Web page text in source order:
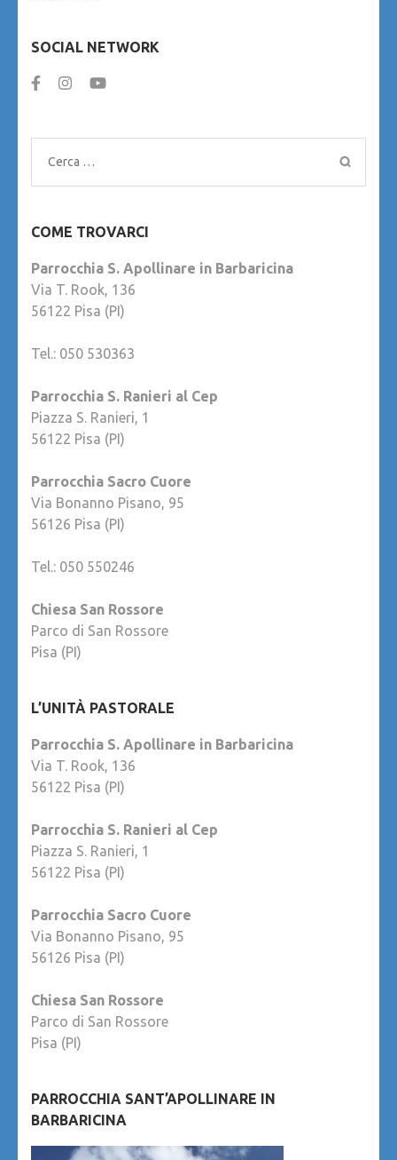
SOCIAL NETWORK
Ricerca
per:
COME TROVARCI
Parrocchia S. Apollinare in Barbaricina
Via T. Rook, 136
56122 Pisa (PI)
Tel.: 050 530363
Parrocchia S. Ranieri al Cep
Piazza S. Ranieri, 1
56122 Pisa (PI)
Parrocchia Sacro Cuore
Via Bonanno Pisano, 95
56126 Pisa (PI)
Tel.: 050 550246
Chiesa San Rossore
Parco di San Rossore
Pisa (PI)
L’UNITÀ PASTORALE
Parrocchia S. Apollinare in Barbaricina
Via T. Rook, 136
56122 Pisa (PI)
Parrocchia S. Ranieri al Cep
Piazza S. Ranieri, 1
56122 Pisa (PI)
Parrocchia Sacro Cuore
Via Bonanno Pisano, 95
56126 Pisa (PI)
Chiesa San Rossore
Parco di San Rossore
Pisa (PI)
PARROCCHIA SANT’APOLLINARE IN
BARBARICINA